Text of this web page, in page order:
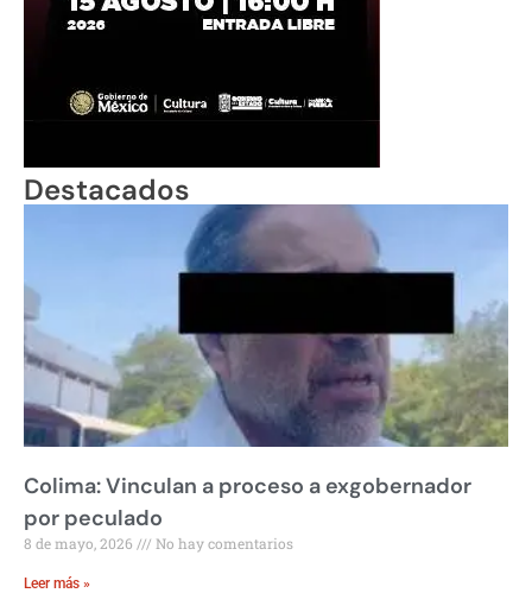
Destacados
Colima: Vinculan a proceso a exgobernador
por peculado
8 de mayo, 2026 No hay comentarios
Leer más »